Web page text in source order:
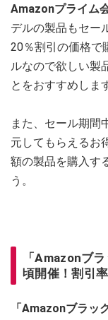
Amazonプライム
デルの製品もセー
20％割引の価格で
ルなので欲しい製
とをおすすめしま
また、セール期間
元してもらえるお
額の製品を購入す
う。
「Amazonブ
頃開催！割引
「Amazonブラッ